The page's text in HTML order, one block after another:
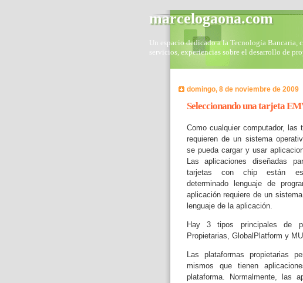
marcelogaona.com
Un espacio dedicado a la Tecnología Bancaria,
servicios, experiencias sobre el desarrollo de
domingo, 8 de noviembre de 2009
Seleccionando una tarjeta
Como cualquier computador, las
requieren de un sistema
se pueda cargar y usar
Las aplicaciones diseñadas
tarjetas con chip están
determinado lenguaje de
aplicación requiere de un
lenguaje de la aplicación.
Hay 3 tipos principales de
Propietarias, GlobalPlatform y
Las plataformas propietarias
mismos que tienen
plataforma. Normalmente, las